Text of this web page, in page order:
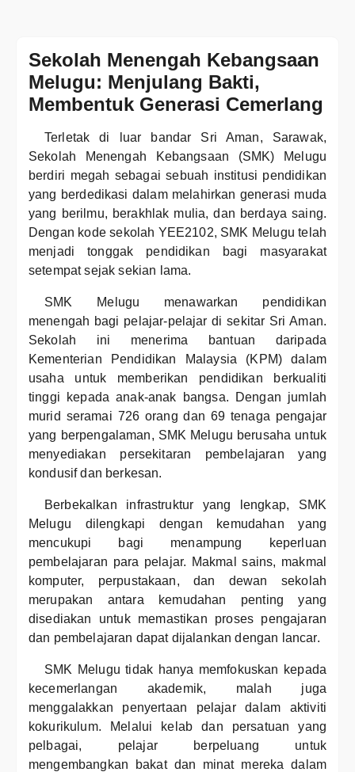
Sekolah Menengah Kebangsaan
Melugu: Menjulang Bakti,
Membentuk Generasi Cemerlang
Terletak di luar bandar Sri Aman, Sarawak,
Sekolah Menengah Kebangsaan (SMK) Melugu
berdiri megah sebagai sebuah institusi pendidikan
yang berdedikasi dalam melahirkan generasi muda
yang berilmu, berakhlak mulia, dan berdaya saing.
Dengan kode sekolah YEE2102, SMK Melugu telah
menjadi tonggak pendidikan bagi masyarakat
setempat sejak sekian lama.
SMK Melugu menawarkan pendidikan
menengah bagi pelajar-pelajar di sekitar Sri Aman.
Sekolah ini menerima bantuan daripada
Kementerian Pendidikan Malaysia (KPM) dalam
usaha untuk memberikan pendidikan berkualiti
tinggi kepada anak-anak bangsa. Dengan jumlah
murid seramai 726 orang dan 69 tenaga pengajar
yang berpengalaman, SMK Melugu berusaha untuk
menyediakan persekitaran pembelajaran yang
kondusif dan berkesan.
Berbekalkan infrastruktur yang lengkap, SMK
Melugu dilengkapi dengan kemudahan yang
mencukupi bagi menampung keperluan
pembelajaran para pelajar. Makmal sains, makmal
komputer, perpustakaan, dan dewan sekolah
merupakan antara kemudahan penting yang
disediakan untuk memastikan proses pengajaran
dan pembelajaran dapat dijalankan dengan lancar.
SMK Melugu tidak hanya memfokuskan kepada
kecemerlangan akademik, malah juga
menggalakkan penyertaan pelajar dalam aktiviti
kokurikulum. Melalui kelab dan persatuan yang
pelbagai, pelajar berpeluang untuk
mengembangkan bakat dan minat mereka dalam